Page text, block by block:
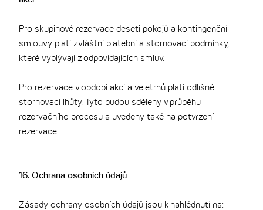
Pro skupinové rezervace deseti pokojů a kontingenční
smlouvy platí zvláštní platební a stornovací podmínky,
které vyplývají z odpovídajících smluv.
Pro rezervace v období akcí a veletrhů platí odlišné
stornovací lhůty. Tyto budou sděleny v průběhu
rezervačního procesu a uvedeny také na potvrzení
rezervace.
16. Ochrana osobních údajů
Zásady ochrany osobních údajů jsou k nahlédnutí na: